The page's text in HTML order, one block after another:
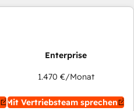
1.470 €/Monat
Mit Vertriebsteam sprechen